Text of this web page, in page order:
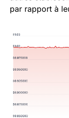
par rapport à